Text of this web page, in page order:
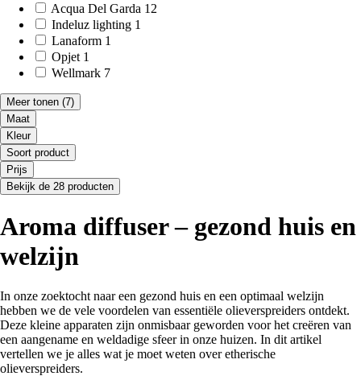
Acqua Del Garda 12
Indeluz lighting 1
Lanaform 1
Opjet 1
Wellmark 7
Meer tonen (7)
Maat
Kleur
Soort product
Prijs
Bekijk de 28 producten
Aroma diffuser – gezond huis en
welzijn
In onze zoektocht naar een gezond huis en een optimaal welzijn
hebben we de vele voordelen van essentiële olieverspreiders ontdekt.
Deze kleine apparaten zijn onmisbaar geworden voor het creëren van
een aangename en weldadige sfeer in onze huizen. In dit artikel
vertellen we je alles wat je moet weten over etherische
olieverspreiders.